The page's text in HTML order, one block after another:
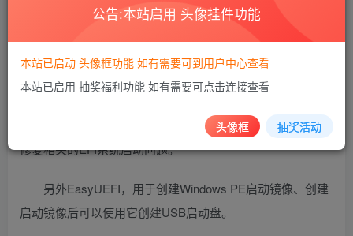
管理EFI启动项，用于设置重启后使用的一次性启动项，
调整EFI/UEFI启动项的顺序，所有操作均可在Windows下完
成而不需要进入BIOS。其次用于管理EFI系统分区，当您的
分区丢失（损坏）导致的时候，您可以使用创建的启动盘来
修复相关的EFI系统启动问题。
另外EasyUEFI，用于创建Windows PE启动镜像、创建
启动镜像后可以使用它创建USB启动盘。
公告:本站启用 头像挂件功能
本站已启动 头像框功能 如有需要可到用户中心查看
本站已启用 抽奖福利功能 如有需要可点击连接查看
头像框 抽奖活动